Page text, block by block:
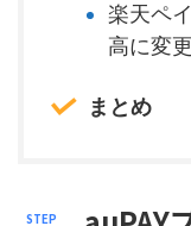
楽天ペ
高に変
まとめ